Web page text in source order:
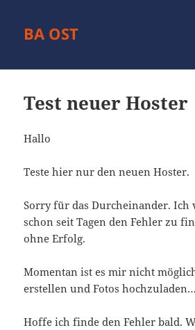
BA OST
Test neuer Hoster
Hallo
Teste hier nur den neuen Hoster.
Sorry für das Durcheinander. Ich
schon seit Tagen den Fehler zu
ohne Erfolg.
Momentan ist es mir nicht
erstellen und Fotos hochzuladen…
Hoffe ich finde den Fehler bald.